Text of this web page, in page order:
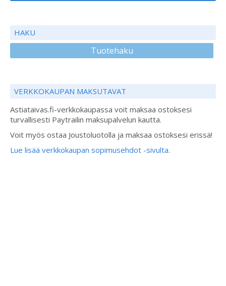
HAKU
Tuotehaku
VERKKOKAUPAN MAKSUTAVAT
Astiataivas.fi-verkkokaupassa voit maksaa ostoksesi
turvallisesti Paytrailin maksupalvelun kautta.
Voit myös ostaa Joustoluotolla ja maksaa ostoksesi erissä!
Lue lisää verkkokaupan sopimusehdot -sivulta.